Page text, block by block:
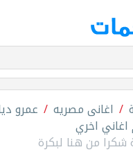
اغانى مصريه عمرو
اغاني اخري
شكرا من هنا لبكرة